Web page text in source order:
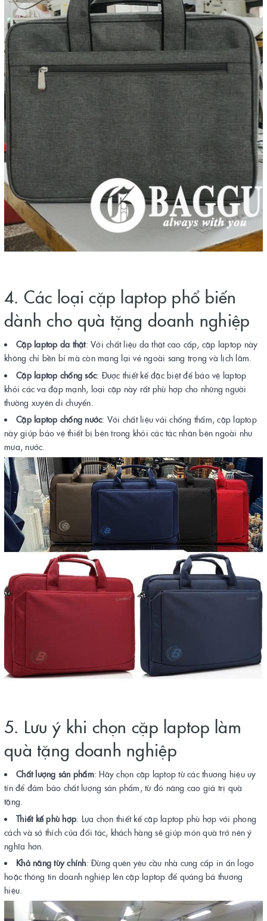
4. Các loại cặp laptop phổ biến
dành cho quà tặng doanh nghiệp
Cặp laptop da thật: Với chất liệu da thật cao cấp, cặp laptop này
không chỉ bền bỉ mà còn mang lại vẻ ngoài sang trọng và lịch lãm.
Cặp laptop chống sốc: Được thiết kế đặc biệt để bảo vệ laptop
khỏi các va đập mạnh, loại cặp này rất phù hợp cho những người
thường xuyên di chuyển.
Cặp laptop chống nước: Với chất liệu vải chống thấm, cặp laptop
này giúp bảo vệ thiết bị bên trong khỏi các tác nhân bên ngoài như
mưa, nước.
5. Lưu ý khi chọn cặp laptop làm
quà tặng doanh nghiệp
Chất lượng sản phẩm: Hãy chọn cặp laptop từ các thương hiệu uy
tín để đảm bảo chất lượng sản phẩm, từ đó nâng cao giá trị quà
tặng.
Thiết kế phù hợp: Lựa chọn thiết kế cặp laptop phù hợp với phong
cách và sở thích của đối tác, khách hàng sẽ giúp món quà trở nên ý
nghĩa hơn.
Khả năng tùy chỉnh: Đừng quên yêu cầu nhà cung cấp in ấn logo
hoặc thông tin doanh nghiệp lên cặp laptop để quảng bá thương
hiệu.